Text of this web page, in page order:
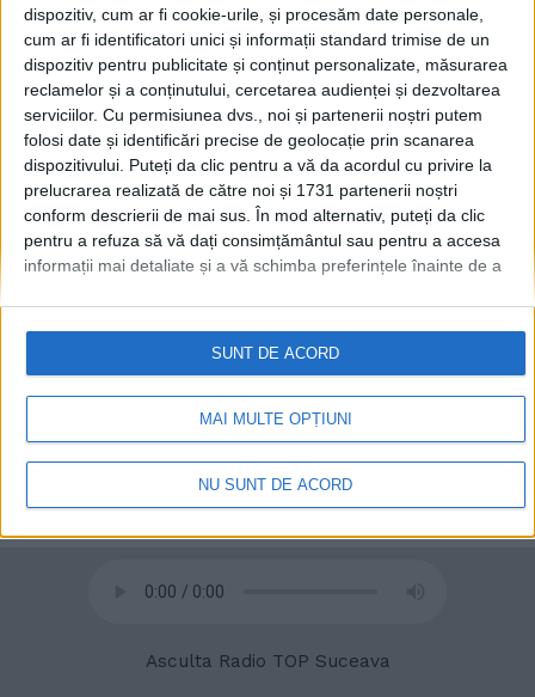
dispozitiv, cum ar fi cookie-urile, și procesăm date personale,
cum ar fi identificatori unici și informații standard trimise de un
dispozitiv pentru publicitate și conținut personalizate, măsurarea
reclamelor și a conținutului, cercetarea audienței și dezvoltarea
serviciilor. Cu permisiunea dvs., noi și partenerii noștri putem
folosi date și identificări precise de geolocație prin scanarea
dispozitivului. Puteți da clic pentru a vă da acordul cu privire la
prelucrarea realizată de către noi și 1731 partenerii noștri
conform descrierii de mai sus. În mod alternativ, puteți da clic
pentru a refuza să vă dați consimțământul sau pentru a accesa
informații mai detaliate și a vă schimba preferințele înainte de a
retrageți consimțământul în orice moment, revenind la acest site
și făcând clic pe butonul "Confidențialitate" din partea de jos a
paginii web.
MAI MULTE OPȚIUNI
NU SUNT DE ACORD
SUNT DE ACORD
© 2020 Radio TOP Suceava 104 FM
Asculta Radio TOP Suceava